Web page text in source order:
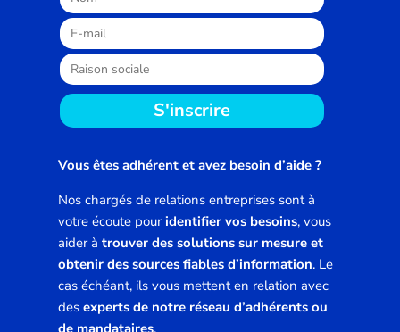
S'inscrire
votre écoute pouridentifier vos besoins, vous
aider àtrouver des solutions sur mesure et
obtenir des sources fiables d’information. Le
cas échéant, ils vous mettent en relation avec
desexperts de notre réseau d’adhérents ou
de mandataires.